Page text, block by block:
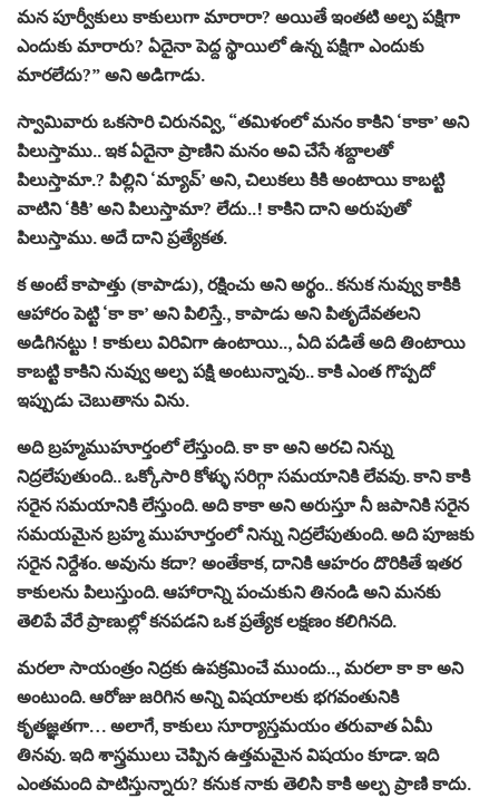
మన పూర్వీకులు కాకులుగా మారారా? అయితే ఇంతటి అల్ప పక్షిగా
ఎందుకు మారారు? ఏదైనా పెద్ద స్థాయిలో ఉన్న పక్షిగా ఎందుకు
మారలేదు?” అని అడిగాడు.
స్వామివారు ఒకసారి చిరునవ్వి, “తమిళంలో మనం కాకిని ‘కాకా’ అని
పిలుస్తాము.. ఇక ఏదైనా ప్రాణిని మనం అవి చేసే శబ్దాలతో
పిలుస్తామా.? పిల్లిని ‘మ్యావ్’ అని, చిలుకలు కికి అంటాయి కాబట్టి
వాటిని ‘కికి’ అని పిలుస్తామా? లేదు..! కాకిని దాని అరుపుతో
పిలుస్తాము. అదే దాని ప్రత్యేకత.
క అంటే కాపాత్తు (కాపాడు), రక్షించు అని అర్థం.. కనుక నువ్వు కాకికి
ఆహారం పెట్టి ‘కా కా’ అని పిలిస్తే., కాపాడు అని పితృదేవతలని
అడిగినట్టు ! కాకులు విరివిగా ఉంటాయి.., ఏది పడితే అది తింటాయి
కాబట్టి కాకిని నువ్వు అల్ప పక్షి అంటున్నావు.. కాకి ఎంత గొప్పదో
ఇప్పుడు చెబుతాను విను.
అది బ్రహ్మముహూర్తంలో లేస్తుంది. కా కా అని అరచి నిన్ను
నిద్రలేపుతుంది.. ఒక్కోసారి కోళ్ళు సరిగ్గా సమయానికి లేవవు. కాని కాకి
సరైన సమయానికి లేస్తుంది. అది కాకా అని అరుస్తూ నీ జపానికి సరైన
సమయమైన బ్రహ్మ ముహూర్తంలో నిన్ను నిద్రలేపుతుంది. అది పూజకు
సరైన నిర్దేశం. అవును కదా? అంతేకాక, దానికి ఆహరం దొరికితే ఇతర
కాకులను పిలుస్తుంది. ఆహారాన్ని పంచుకుని తినండి అని మనకు
తెలిపే వేరే ప్రాణుల్లో కనపడని ఒక ప్రత్యేక లక్షణం కలిగినది.
మరలా సాయంత్రం నిద్రకు ఉపక్రమించే ముందు.., మరలా కా కా అని
అంటుంది. ఆరోజు జరిగిన అన్ని విషయాలకు భగవంతునికి
కృతజ్ఞతగా… అలాగే, కాకులు సూర్యాస్తమయం తరువాత ఏమీ
తినవు. ఇది శాస్త్రములు చెప్పిన ఉత్తమమైన విషయం కూడా. ఇది
ఎంతమంది పాటిస్తున్నారు? కనుక నాకు తెలిసి కాకి అల్ప ప్రాణి కాదు.